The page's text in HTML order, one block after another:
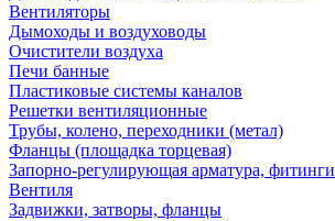
Вентиляторы
Дымоходы и воздуховоды
Очистители воздуха
Печи банные
Пластиковые системы каналов
Решетки вентиляционные
Трубы, колено, переходники (метал)
Фланцы (площадка торцевая)
Запорно-регулирующая арматура, фитинги
Вентиля
Задвижки, затворы, фланцы